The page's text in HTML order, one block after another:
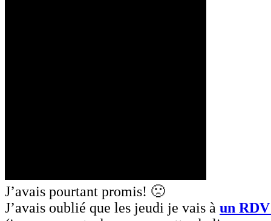
J’avais pourtant promis! 🙁
J’avais oublié que les jeudi je vais à un